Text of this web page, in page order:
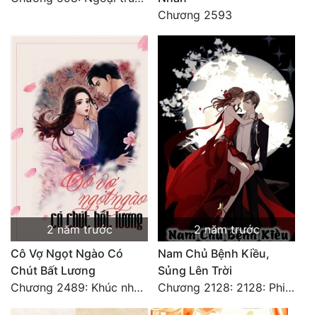
Tu Tiên
Vô Địch
Võ Hiệp
Xuyên Không
Xuyên Nhanh
Xuyên Sách
Xuyên Thư
Chương 2593
2 năm trước
Cô Vợ Ngọt Ngào Có
Chút Bất Lương
Chương 2489: Khúc nhạc dạo: Cuộc so đấu vô sỉ (Hoàn)
2 năm trước
Nam Chủ Bệnh Kiều,
Sủng Lên Trời
Chương 2128: 2128: Phiên Ngoại 10 Tô Cổ - Tiểu Hồng - Kết Thúc